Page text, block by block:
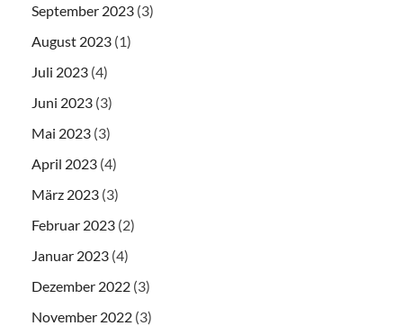
September 2023 (3)
August 2023 (1)
Juli 2023 (4)
Juni 2023 (3)
Mai 2023 (3)
April 2023 (4)
März 2023 (3)
Februar 2023 (2)
Januar 2023 (4)
Dezember 2022 (3)
November 2022 (3)